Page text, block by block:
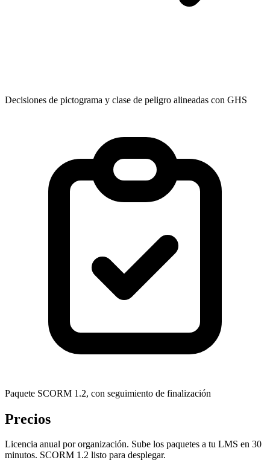
Decisiones de pictograma y clase de peligro alineadas con GHS
Paquete SCORM 1.2, con seguimiento de finalización
Precios
Licencia anual por organización. Sube los paquetes a tu LMS en 30
minutos. SCORM 1.2 listo para desplegar.